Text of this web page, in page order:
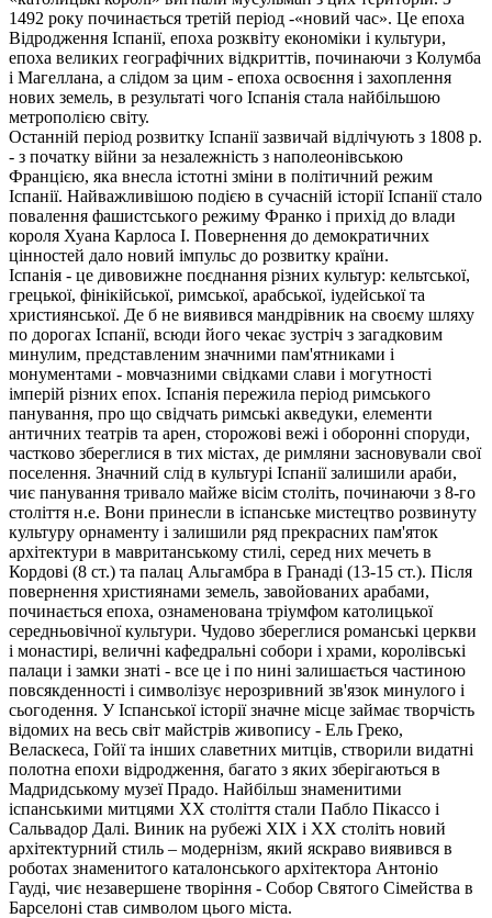
1492 року починається третій період -«новий час». Це епоха
Відродження Іспанії, епоха розквіту економіки і культури,
епоха великих географічних відкриттів, починаючи з Колумба
і Магеллана, а слідом за цим - епоха освоєння і захоплення
нових земель, в результаті чого Іспанія стала найбільшою
метрополією світу.
Останній період розвитку Іспанії зазвичай відлічують з 1808 р.
- з початку війни за незалежність з наполеонівською
Францією, яка внесла істотні зміни в політичний режим
Іспанії. Найважливішою подією в сучасній історії Іспанії стало
повалення фашистського режиму Франко і прихід до влади
короля Хуана Карлоса I. Повернення до демократичних
цінностей дало новий імпульс до розвитку країни.
Іспанія - це дивовижне поєднання різних культур: кельтської,
грецької, фінікійської, римської, арабської, іудейської та
християнської. Де б не виявився мандрівник на своєму шляху
по дорогах Іспанії, всюди його чекає зустріч з загадковим
минулим, представленим значними пам'ятниками і
монументами - мовчазними свідками слави і могутності
імперій різних епох. Іспанія пережила період римського
панування, про що свідчать римські акведуки, елементи
античних театрів та арен, сторожові вежі і оборонні споруди,
частково збереглися в тих містах, де римляни засновували свої
поселення. Значний слід в культурі Іспанії залишили араби,
чиє панування тривало майже вісім століть, починаючи з 8-го
століття н.е. Вони принесли в іспанське мистецтво розвинуту
культуру орнаменту і залишили ряд прекрасних пам'яток
архітектури в мавританському стилі, серед них мечеть в
Кордові (8 ст.) та палац Альгамбра в Гранаді (13-15 ст.). Після
повернення християнами земель, завойованих арабами,
починається епоха, ознаменована тріумфом католицької
середньовічної культури. Чудово збереглися романські церкви
і монастирі, величні кафедральні собори і храми, королівські
палаци і замки знаті - все це і по нині залишається частиною
повсякденності і символізує нерозривний зв'язок минулого і
сьогодення. У Іспанської історії значне місце займає творчість
відомих на весь світ майстрів живопису - Ель Греко,
Веласкеса, Гойї та інших славетних митців, створили видатні
полотна епохи відродження, багато з яких зберігаються в
Мадридському музеї Прадо. Найбільш знаменитими
іспанськими митцями ХХ століття стали Пабло Пікассо і
Сальвадор Далі. Виник на рубежі ХІХ і ХХ століть новий
архітектурний стиль – модернізм, який яскраво виявився в
роботах знаменитого каталонського архітектора Антоніо
Гауді, чиє незавершене творіння - Собор Святого Сімейства в
Барселоні став символом цього міста.